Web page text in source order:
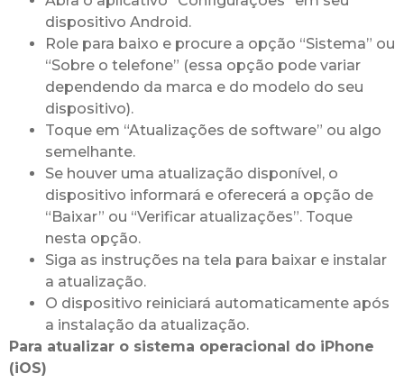
dispositivo Android.
Role para baixo e procure a opção “Sistema” ou
“Sobre o telefone” (essa opção pode variar
dependendo da marca e do modelo do seu
dispositivo).
Toque em “Atualizações de software” ou algo
semelhante.
Se houver uma atualização disponível, o
dispositivo informará e oferecerá a opção de
“Baixar” ou “Verificar atualizações”. Toque
nesta opção.
Siga as instruções na tela para baixar e instalar
a atualização.
O dispositivo reiniciará automaticamente após
a instalação da atualização.
Para atualizar o sistema operacional do iPhone
(iOS)